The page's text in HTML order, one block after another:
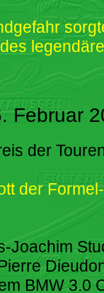
Februar
der
der
Joachim
BMW 3.0